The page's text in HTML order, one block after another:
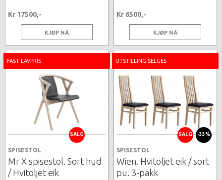
Kr 17500,-
KJØP NÅ
Kr 6500,-
KJØP NÅ
FAST LAVPRIS
SALG
SPISESTOL
Mr X spisestol. Sort hud
/ Hvitoljet eik
UTSTILLING SELGES
SALG -33%
SPISESTOL
Wien. Hvitoljet eik / sort
pu. 3-pakk